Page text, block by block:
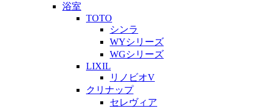
浴室
TOTO
シンラ
WYシリーズ
WGシリーズ
LIXIL
リノビオV
クリナップ
セレヴィア